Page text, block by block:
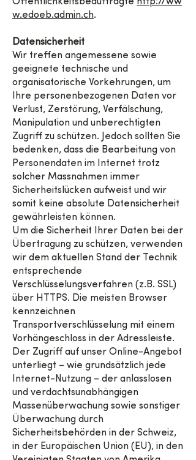
w.edoeb.admin.ch.
Datensicherheit
Wir treffen angemessene sowie
geeignete technische und
organisatorische Vorkehrungen, um
Ihre personenbezogenen Daten vor
Verlust, Zerstörung, Verfälschung,
Manipulation und unberechtigten
Zugriff zu schützen. Jedoch sollten Sie
bedenken, dass die Bearbeitung von
Personendaten im Internet trotz
solcher Massnahmen immer
Sicherheitslücken aufweist und wir
somit keine absolute Datensicherheit
gewährleisten können.
Um die Sicherheit Ihrer Daten bei der
Übertragung zu schützen, verwenden
wir dem aktuellen Stand der Technik
entsprechende
Verschlüsselungsverfahren (z.B. SSL)
über HTTPS. Die meisten Browser
kennzeichnen
Transportverschlüsselung mit einem
Vorhängeschloss in der Adressleiste.
Der Zugriff auf unser Online-Angebot
unterliegt – wie grundsätzlich jede
Internet-Nutzung – der anlasslosen
und verdachtsunabhängigen
Massenüberwachung sowie sonstiger
Überwachung durch
Sicherheitsbehörden in der Schweiz,
in der Europäischen Union (EU), in den